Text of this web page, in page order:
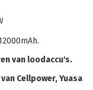
van loodaccu's.
Cellpower, Yuasa